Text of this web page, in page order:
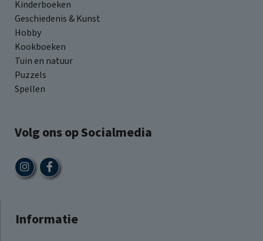
Kinderboeken
Geschiedenis & Kunst
Hobby
Kookboeken
Tuin en natuur
Puzzels
Spellen
Volg ons op Socialmedia
Informatie